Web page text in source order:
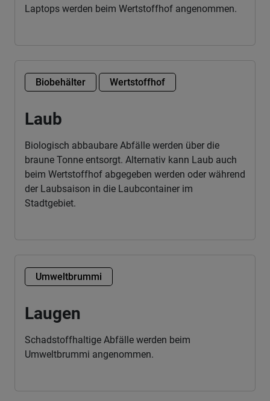
Laptops werden beim Wertstoffhof angenommen.
Biobehälter Wertstoffhof
Laub
Biologisch abbaubare Abfälle werden über die
braune Tonne entsorgt. Alternativ kann Laub auch
beim Wertstoffhof abgegeben werden oder während
der Laubsaison in die Laubcontainer im
Stadtgebiet.
Umweltbrummi
Laugen
Schadstoffhaltige Abfälle werden beim
Umweltbrummi angenommen.